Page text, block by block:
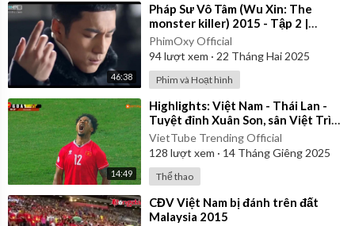
46:38
⁣Pháp Sư Vô Tâm (Wu Xin: The
monster killer) 2015 - Tập 2 |
Thuyết Minh
PhimOxy Official
94lượt xem · 22 Tháng Hai 2025
Phim và Hoạt hình
14:49
⁣Highlights: Việt Nam - Thái Lan -
Tuyệt đỉnh Xuân Son, sân Việt Trì
vỡ òa
VietTube Trending Official
128 lượt xem · 14 Tháng Giêng 2025
Thể thao
⁣CĐV Việt Nam bị đánh trên đất
Malaysia 2015